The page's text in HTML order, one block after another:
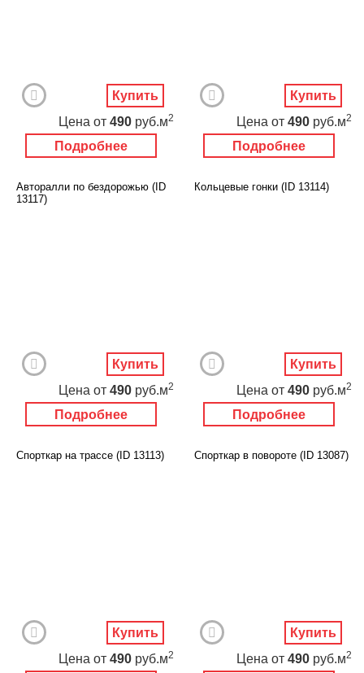
Подробнее
Цена от 490 руб.м2
Купить
Подробнее
Цена от 490 руб.м2
Купить
Авторалли по бездорожью (ID
13117)
Подробнее
Цена от 490 руб.м2
Купить
Кольцевые гонки (ID 13114)
Подробнее
Цена от 490 руб.м2
Купить
Спорткар на трассе (ID 13113)
Цена от 490 руб.м2
Купить
Спорткар в повороте (ID 13087)
Цена от 490 руб.м2
Купить